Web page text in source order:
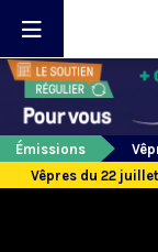
Émissions
Vêpres du 22